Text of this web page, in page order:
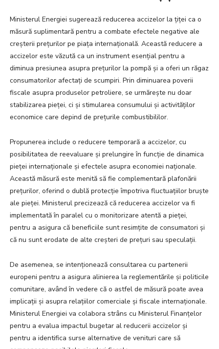
Ministerul Energiei sugerează reducerea accizelor la țiței ca o
măsură suplimentară pentru a combate efectele negative ale
creșterii prețurilor pe piața internațională. Această reducere a
accizelor este văzută ca un instrument esențial pentru a
diminua presiunea asupra prețurilor la pompă și a oferi un răgaz
consumatorilor afectați de scumpiri. Prin diminuarea poverii
fiscale asupra produselor petroliere, se urmărește nu doar
stabilizarea pieței, ci și stimularea consumului și activităților
economice care depind de prețurile combustibililor.
Propunerea include o reducere temporară a accizelor, cu
posibilitatea de reevaluare și prelungire în funcție de dinamica
pieței internaționale și efectele asupra economiei naționale.
Această măsură este menită să fie complementară plafonării
prețurilor, oferind o dublă protecție împotriva fluctuațiilor bruște
ale pieței. Ministerul precizează că reducerea accizelor va fi
implementată în paralel cu o monitorizare atentă a pieței,
pentru a asigura că beneficiile sunt resimțite de consumatori și
că nu sunt erodate de alte creșteri de prețuri sau speculații.
De asemenea, se intenționează consultarea cu partenerii
europeni pentru a asigura alinierea la reglementările și politicile
comunitare, având în vedere că o astfel de măsură poate avea
implicații și asupra relațiilor comerciale și fiscale internaționale.
Ministerul Energiei va colabora strâns cu Ministerul Finanțelor
pentru a evalua impactul bugetar al reducerii accizelor și
pentru a identifica surse alternative de venituri care să